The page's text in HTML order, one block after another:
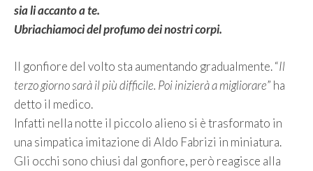
sia li accanto a te.
Ubriachiamoci del profumo dei nostri corpi.
Il gonfiore del volto sta aumentando gradualmente. “Il
terzo giorno sarà il più difficile. Poi inizierà a migliorare” ha
detto il medico.
Infatti nella notte il piccolo alieno si è trasformato in
una simpatica imitazione di Aldo Fabrizi in miniatura.
Gli occhi sono chiusi dal gonfiore, però reagisce alla